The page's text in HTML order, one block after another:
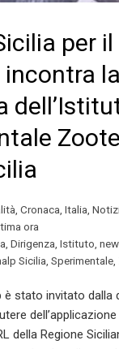
per
incontra la
Cronaca Italia
ora
Dirigenza Istituto
Sicilia Sperimentale
è stato invitato dalla
della Regione